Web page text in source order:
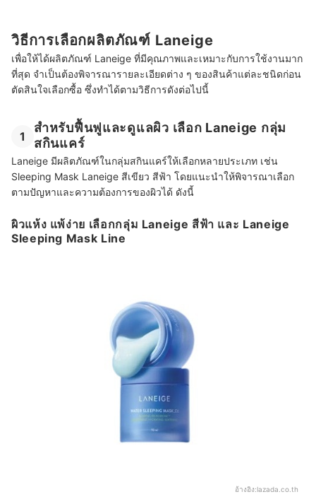
วิธีการเลือกผลิตภัณฑ์ Laneige
เพื่อให้ได้ผลิตภัณฑ์ Laneige ที่มีคุณภาพและเหมาะกับการใช้งานมาก
ที่สุด จำเป็นต้องพิจารณารายละเอียดต่าง ๆ ของสินค้าแต่ละชนิดก่อน
ตัดสินใจเลือกซื้อ ซึ่งทำได้ตามวิธีการดังต่อไปนี้
1
สำหรับฟื้นฟูและดูแลผิว เลือก Laneige กลุ่ม
สกินแคร์
Laneige มีผลิตภัณฑ์ในกลุ่มสกินแคร์ให้เลือกหลายประเภท เช่น
Sleeping Mask Laneige สีเขียว สีฟ้า โดยแนะนำให้พิจารณาเลือก
ตามปัญหาและความต้องการของผิวได้ ดังนี้
ผิวแห้ง แพ้ง่าย เลือกกลุ่ม Laneige สีฟ้า และ Laneige
Sleeping Mask Line
อ้างอิง:lazada.co.th